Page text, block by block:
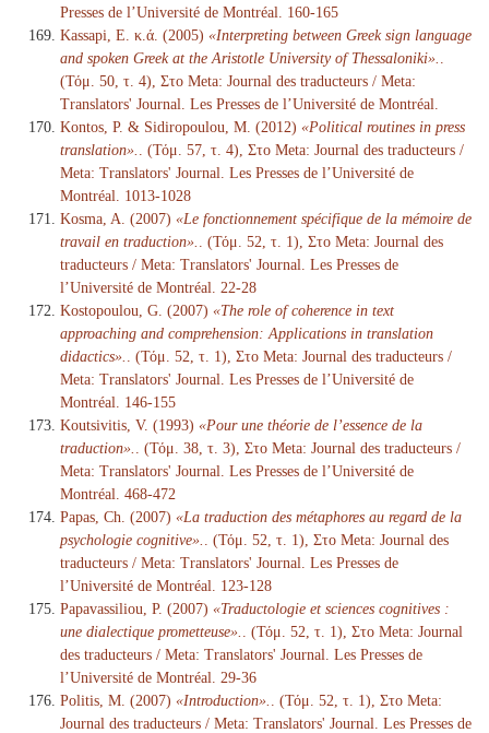
Presses de l’Université de Montréal. 160-165
Kassapi, E. κ.ά. (2005) «Interpreting between Greek sign language
and spoken Greek at the Aristotle University of Thessaloniki».
(Τόμ. 50, τ. 4), Στο Meta: Journal des traducteurs / Meta:
Translators' Journal. Les Presses de l’Université de Montréal.
Kontos, P. & Sidiropoulou, M. (2012) «Political routines in press
translation».
. (Τόμ. 57, τ. 4), Στο Meta: Journal des traducteurs /
Meta: Translators' Journal. Les Presses de l’Université de
Montréal. 1013-1028
Kosma, A. (2007) «Le fonctionnement spécifique de la mémoire de
travail en traduction».
. (Τόμ. 52, τ. 1), Στο Meta: Journal des
traducteurs / Meta: Translators' Journal. Les Presses de
l’Université de Montréal. 22-28
Kostopoulou, G. (2007) «The role of coherence in text
approaching and comprehension: Applications in translation
didactics».
. (Τόμ. 52, τ. 1), Στο Meta: Journal des traducteurs /
Meta: Translators' Journal. Les Presses de l’Université de
Montréal. 146-155
Koutsivitis, V. (1993) «Pour une théorie de l’essence de la
traduction».
. (Τόμ. 38, τ. 3), Στο Meta: Journal des traducteurs /
Meta: Translators' Journal. Les Presses de l’Université de
Montréal. 468-472
Papas, Ch. (2007) «La traduction des métaphores au regard de la
psychologie cognitive».
. (Τόμ. 52, τ. 1), Στο Meta: Journal des
traducteurs / Meta: Translators' Journal. Les Presses de
l’Université de Montréal. 123-128
Papavassiliou, P. (2007) «Traductologie et sciences cognitives :
une dialectique prometteuse».
. (Τόμ. 52, τ. 1), Στο Meta: Journal
des traducteurs / Meta: Translators' Journal. Les Presses de
l’Université de Montréal. 29-36
Politis, M. (2007) «Introduction».
. (Τόμ. 52, τ. 1), Στο Meta:
Journal des traducteurs / Meta: Translators' Journal. Les Presses de